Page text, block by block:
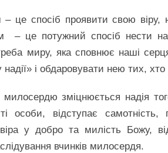
це спосіб проявити свою віру,
– це потужний спосіб нести
миру, яка сповнює наші
надії» і обдаровувати нею тих,
милосердю зміцнюється надія
особи, відступає
у добро та милість Божу,
вчинків милосердя.